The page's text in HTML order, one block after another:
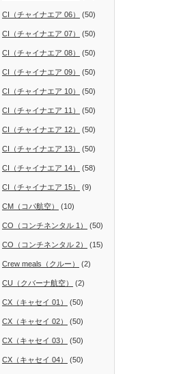
CI（チャイナエア 06） (50)
CI（チャイナエア 07） (50)
CI（チャイナエア 08） (50)
CI（チャイナエア 09） (50)
CI（チャイナエア 10） (50)
CI（チャイナエア 11） (50)
CI（チャイナエア 12） (50)
CI（チャイナエア 13） (50)
CI（チャイナエア 14） (58)
CI（チャイナエア 15） (9)
CM（コパ航空） (10)
CO（コンチネンタル 1） (50)
CO（コンチネンタル 2） (15)
Crew meals（クルー） (2)
CU（クバーナ航空） (2)
CX（キャセイ 01） (50)
CX（キャセイ 02） (50)
CX（キャセイ 03） (50)
CX（キャセイ 04） (50)